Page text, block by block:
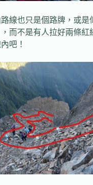
線也只是個路牌，或是
而不是有人拉好兩條紅
吧！